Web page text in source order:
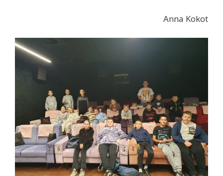
Anna Kokot